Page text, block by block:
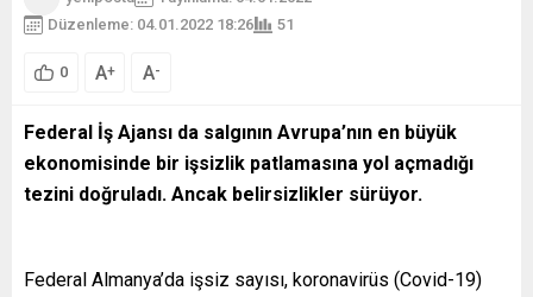
Düzenleme: 04.01.2022 18:26
51
0 A+ A-
Federal İş Ajansı da salgının Avrupa’nın en büyük
ekonomisinde bir işsizlik patlamasına yol açmadığı
tezini doğruladı. Ancak belirsizlikler sürüyor.
Federal Almanya’da işsiz sayısı, koronavirüs (Covid-19)